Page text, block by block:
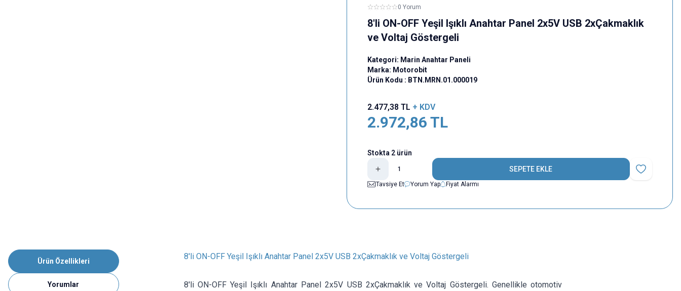
0 Yorum
8'li ON-OFF Yeşil Işıklı Anahtar Panel 2x5V USB 2xÇakmaklık
ve Voltaj Göstergeli
Kategori: Marin Anahtar Paneli
Marka: Motorobit
Ürün Kodu : BTN.MRN.01.000019
2.477,38 TL + KDV
2.972,86 TL
Stokta 2 ürün
SEPETE EKLE
Favoriye Ekle
Tavsiye Et
Yorum Yap Fiyat Alarmı
Ürün Özellikleri
Yorumlar
8'li ON-OFF Yeşil Işıklı Anahtar Panel 2x5V USB 2xÇakmaklık ve Voltaj Göstergeli
8'li ON-OFF Yeşil Işıklı Anahtar Panel 2x5V USB 2xÇakmaklık ve Voltaj Göstergeli. Genellikle otomotiv